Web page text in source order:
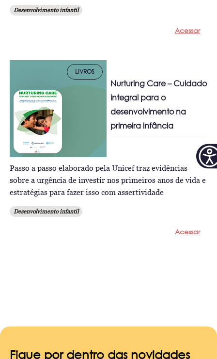
Desenvolvimento infantil
Acessar
LIVROS
Nurturing Care – Cuidado
integral para o
desenvolvimento na
primeira infância
Passo a passo elaborado pela Unicef traz evidências
sobre a urgência de investir nos primeiros anos de vida e
estratégias para fazer isso com assertividade
Desenvolvimento infantil
Acessar
Fique por dentro das novidades